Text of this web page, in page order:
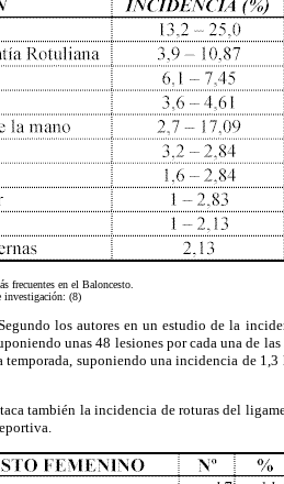
frecuentes en el Baloncesto.
investigación: (8)
los autores en un estudio de la
unas 48 lesiones por cada una de
suponiendo una incidencia de
también la incidencia de roturas del